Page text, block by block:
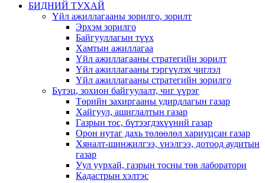
БИДНИЙ ТУХАЙ
Үйл ажиллагааны зорилго, зорилт
Эрхэм зорилго
Байгууллагын түүх
Хамтын ажиллагаа
Үйл ажиллагааны стратегийн зорилт
Үйл ажиллагааны тэргүүлэх чиглэл
Үйл ажиллагааны стратегийн зорилго
Бүтэц, зохион байгуулалт, чиг үүрэг
Төрийн захиргааны удирдлагын газар
Хайгуул, ашиглалтын газар
Газрын тос, бүтээгдэхүүний газар
Орон нутаг дахь төлөөлөл хариуцсан газар
Хяналт-шинжилгээ, үнэлгээ, дотоод аудитын
газар
Уул уурхай, газрын тосны төв лаборатори
Кадастрын хэлтэс